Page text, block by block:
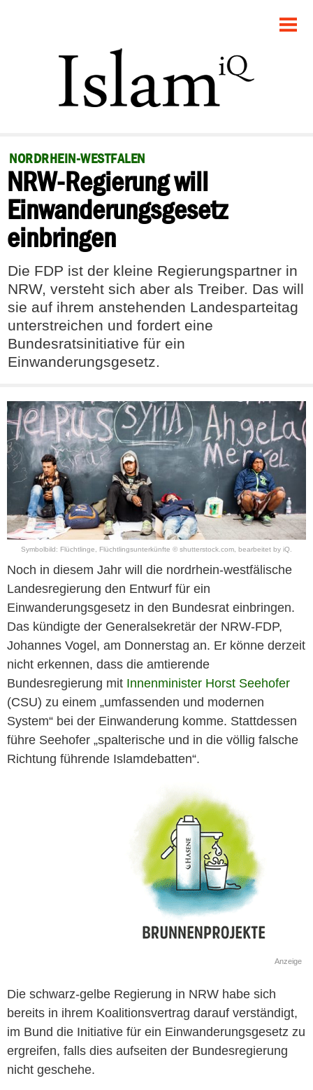
POLITIK
GESELLSCHAFT
RECHT
FEUILLETON
DEBATTE
NORDRHEIN-WESTFALEN
NRW-Regierung will
Einwanderungsgesetz
einbringen
Die FDP ist der kleine Regierungspartner in
NRW, versteht sich aber als Treiber. Das will
sie auf ihrem anstehenden Landesparteitag
unterstreichen und fordert eine
Bundesratsinitiative für ein
Einwanderungsgesetz.
Symbolbild: Flüchtlinge, Flüchtlingsunterkünfte © shutterstock.com, bearbeitet by iQ.
Noch in diesem Jahr will die nordrhein-westfälische
Landesregierung den Entwurf für ein
Einwanderungsgesetz in den Bundesrat einbringen.
Das kündigte der Generalsekretär der NRW-FDP,
Johannes Vogel, am Donnerstag an. Er könne derzeit
nicht erkennen, dass die amtierende
Bundesregierung mit Innenminister Horst Seehofer
(CSU) zu einem „umfassenden und modernen
System“ bei der Einwanderung komme. Stattdessen
führe Seehofer „spalterische und in die völlig falsche
Richtung führende Islamdebatten“.
Anzeige
Die schwarz-gelbe Regierung in NRW habe sich
bereits in ihrem Koalitionsvertrag darauf verständigt,
im Bund die Initiative für ein Einwanderungsgesetz zu
ergreifen, falls dies aufseiten der Bundesregierung
nicht geschehe.